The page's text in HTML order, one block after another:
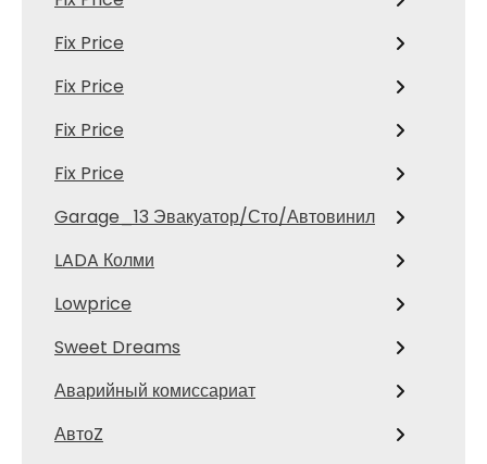
Fix Price
Fix Price
Fix Price
Fix Price
Garage_13 Эвакуатор/Сто/Автовинил
LADA Колми
Lowprice
Sweet Dreams
Аварийный комиссариат
АвтоZ